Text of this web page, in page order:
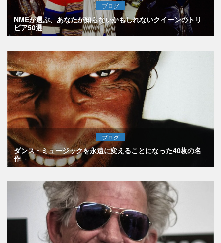
ブログ
NMEが選ぶ、あなたが知らないかもしれないクイーンのトリ
ビア50選
ブログ
ダンス・ミュージックを永遠に変えることになった40枚の名
作